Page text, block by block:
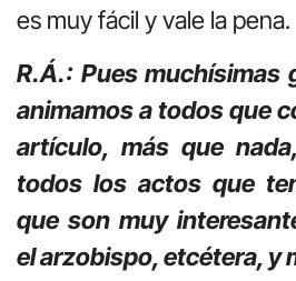
es muy fácil y vale la pena.
R.Á.: Pues muchísimas
animamos a todos que
artículo, más que
todos los actos que
que son muy
el arzobispo, etcétera, y